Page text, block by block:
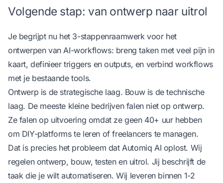
Volgende stap: van ontwerp naar uitrol
Je begrijpt nu het 3-stappenraamwerk voor het
ontwerpen van AI-workflows: breng taken met veel pijn in
kaart, definieer triggers en outputs, en verbind workflows
met je bestaande tools.
Ontwerp is de strategische laag. Bouw is de technische
laag. De meeste kleine bedrijven falen niet op ontwerp.
Ze falen op uitvoering omdat ze geen 40+ uur hebben
om DIY-platforms te leren of freelancers te managen.
Dat is precies het probleem dat Automiq AI oplost. Wij
regelen ontwerp, bouw, testen en uitrol. Jij beschrijft de
taak die je wilt automatiseren. Wij leveren binnen 1-2